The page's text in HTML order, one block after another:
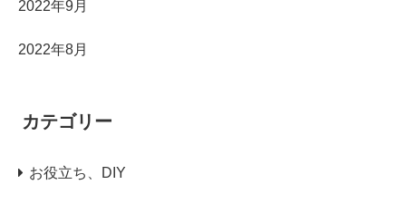
2022年9月
2022年8月
カテゴリー
お役立ち、DIY